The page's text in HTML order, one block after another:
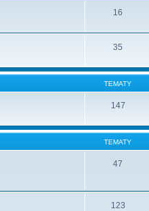
16
35
TEMATY
147
TEMATY
47
123